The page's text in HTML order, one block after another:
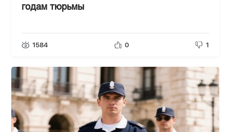
годам тюрьмы
1584 0 1